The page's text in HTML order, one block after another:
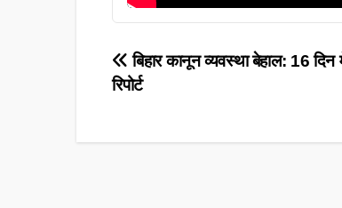
Post
navigation
बिहार कानून व्यवस्था बेहाल: 16 दिन
रिपोर्ट